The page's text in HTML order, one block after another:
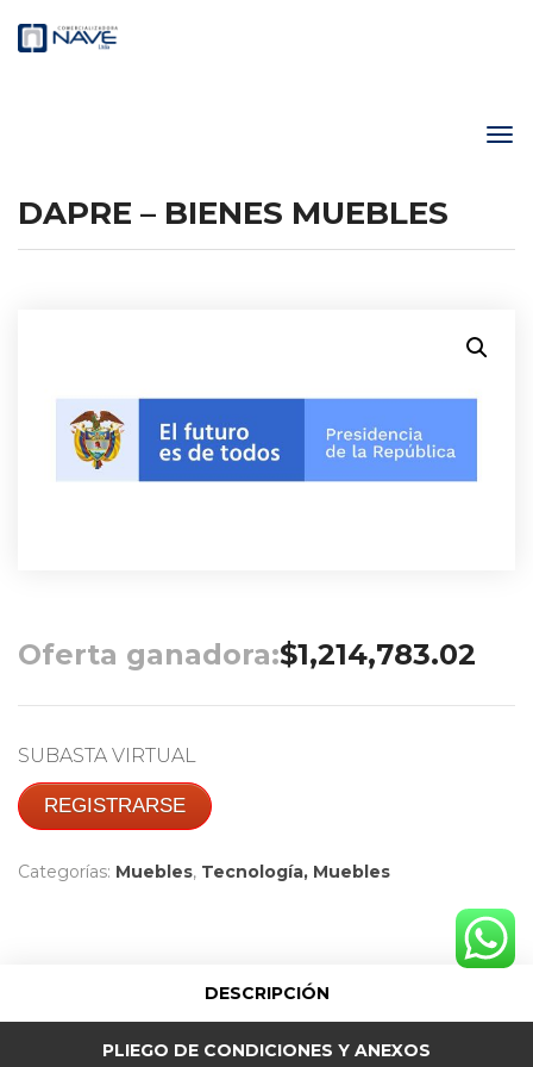
DAPRE – BIENES MUEBLES
Oferta ganadora:$1,214,783.02
SUBASTA VIRTUAL
REGISTRARSE
Categorías: Muebles, Tecnología, Muebles
DESCRIPCIÓN
PLIEGO DE CONDICIONES Y ANEXOS